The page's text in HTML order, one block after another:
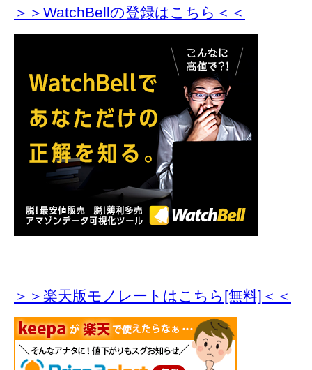
＞＞WatchBellの登録はこちら＜＜
＞＞楽天版モノレートはこちら[無料]＜＜